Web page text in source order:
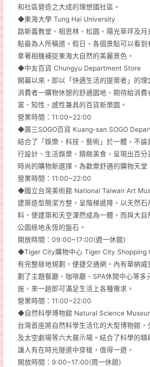
和社區營造之大成的理想國社區。
◆東海大學 Tung Hai University
路斯義教堂、相思林、松園、陽光草坪及月
點最為人所稱道。假日，各個景點可以看到
拿著相機補捉東海大自然的美麗景色。
◆中友百貨 Chungyu Department Store
開幕以來，即以「快適生活的提案者」的理
消費者一購物休憩的舒適園地，期待給消費
富、知性、感性兼具的百貨新樂園。
營業時間：11:00~22:00
◆廣三SOGO百貨 Kuang-san SOGO
結合了「娛樂、科技、藝術」於一體，不論
行設計、生活娛樂、精緻美食，呈現出百分
時尚的購物新選擇，為歡樂舒適的購物天堂
營業時間：11:00~22:00
◆國立台灣美術館 National Taiwan Art
建築造型簡潔方整，呈階梯遞降，以天然石
料，使建築和天空渾然成為一體，而與大自
公園綠地永恆的盤石。
開放時間：09:00~17:00(週一休館)
◆Tiger City購物中心 Tiger City Shopping
有完整綠地規劃，便捷交通網。內有華納威
劃了主題餐廳、咖啡廳、SPA休閒中心等多
施，來一趟即可滿足生活上各種需求。
營業時間：11:00~22:00
◆自然科學博物館 Natural Science
台灣首座將自然科學生活化的大型博物館，
及太空劇場等六大展示場。結合了科學的精
讓人有在時光隧道中穿梭，值得一遊。
開放時間：9:00~17:00(周一休館)